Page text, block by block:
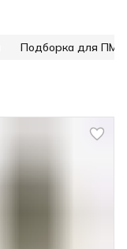
Подборка для ПМС